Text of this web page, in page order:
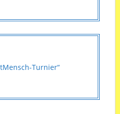
Turnier“